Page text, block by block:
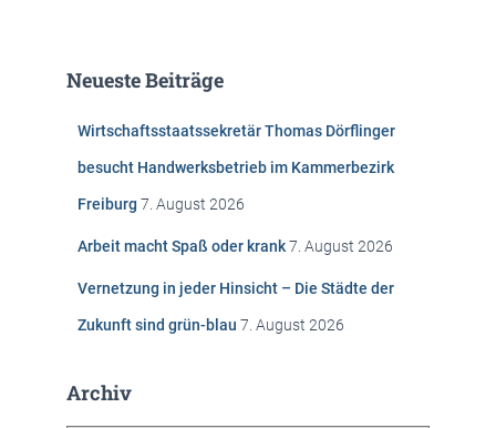
n
Neueste Beiträge
Wirtschaftsstaatssekretär Thomas Dörflinger
besucht Handwerksbetrieb im Kammerbezirk
Freiburg 7. August 2026
Arbeit macht Spaß oder krank7. August 2026
Vernetzung in jeder Hinsicht – Die Städte der
Zukunft sind grün-blau 7. August 2026
Archiv